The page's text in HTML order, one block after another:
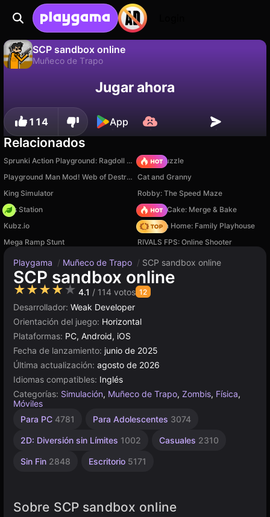
SCP sandbox online
Muñeco de Trapo
¡Guarda el progreso!Jugar ahora
114 App
Relacionados
Sprunki Action Playground: Ragdoll Sandbox Arrow Puzzle
Playground Man Mod! Web of Destruction! Cat and Granny
King Simulator
Robby: The Speed Maze
Gas Station
Piece of Cake: Merge & Bake
Kubz.io
My Town Home: Family Playhouse
Mega Ramp Stunt
RIVALS FPS: Online Shooter
Playgama / Muñeco de Trapo / SCP sandbox online
SCP sandbox online
★★★★★ 4.1 / 114 votos 12
Desarrollador: Weak Developer
Orientación del juego: Horizontal
Plataformas: PC, Android, iOS
Fecha de lanzamiento: junio de 2025
Última actualización: agosto de 2026
Idiomas compatibles: Inglés
Categorías: Simulación, Muñeco de Trapo, Zombis, Física,
Móviles
Para PC 4781 Para Adolescentes 3074
2D: Diversión sin Límites 1002 Casuales 2310
Sin Fin 2848 Escritorio 5171
Sandbox
Construcción
Alta
3569
Píxeles
Browser
Construct
Sobre SCP sandbox online